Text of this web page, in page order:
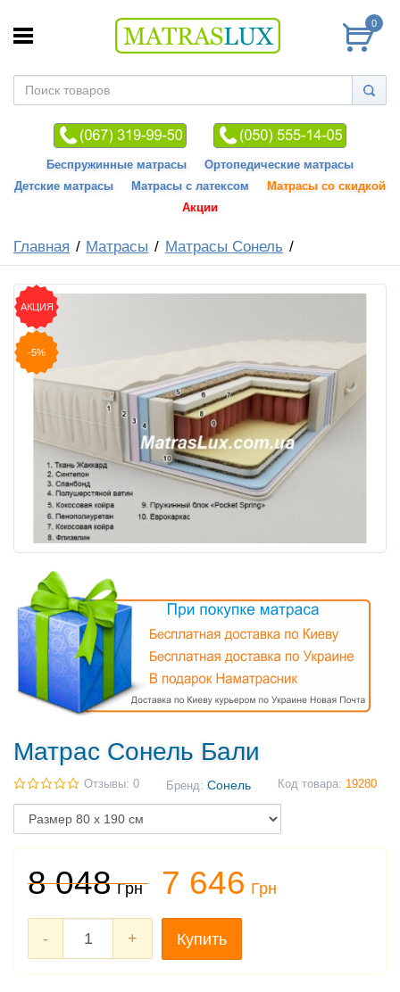
0
Беспружинные матрасы
Ортопедические матрасы
Детские матрасы
Матрасы с латексом
Матрасы со скидкой
Акции
Главная Матрасы Матрасы Сонель
АКЦИЯ
-5%
Матрас Сонель Бали
Отзывы: 0 Бренд: Сонель Код товара: 19280
8 048 Грн 7 646 Грн
- + Купить